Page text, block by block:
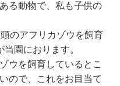
る動物で、私も子供の
のアフリカゾウを飼育
園におります。
ウを飼育しているとこ
ので、これをお目当て